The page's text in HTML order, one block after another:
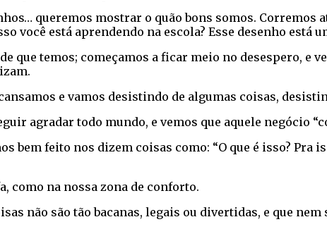
queremos mostrar o quão bons somos. Corremos
você está aprendendo na escola? Esse desenho está
que temos; começamos a ficar meio no desespero, e
e vamos desistindo de algumas coisas,
agradar todo mundo, e vemos que aquele negócio
bem feito nos dizem coisas como: “O que é isso? Pra
como na nossa zona de conforto.
não são tão bacanas, legais ou divertidas, e que